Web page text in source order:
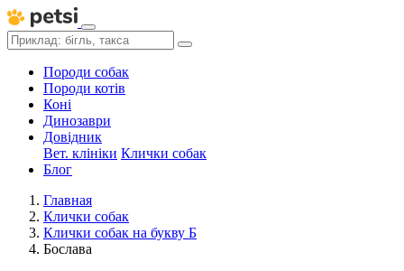
Породи собак
Породи котів
Коні
Динозаври
Довідник
Вет. клініки Клички собак
Блог
Главная
Клички собак
Клички собак на букву Б
Бослава